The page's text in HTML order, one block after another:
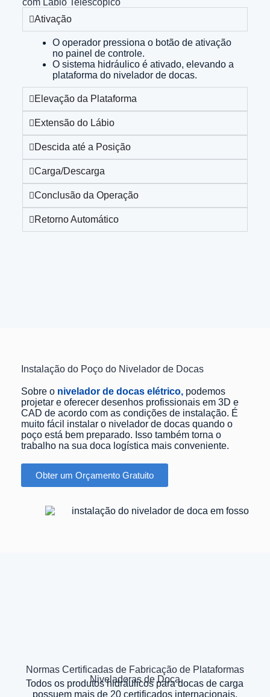
com Lábio Telescópico
Ativação
O operador pressiona o botão de ativação
no painel de controle.
O sistema hidráulico é ativado, elevando a
plataforma do nivelador de docas.
Elevação da Plataforma
Extensão do Lábio
Descida até a Posição
Carga/Descarga
Conclusão da Operação
Retorno Automático
Instalação do Poço do Nivelador de Docas
Sobre o nivelador de docas elétrico, podemos
projetar e oferecer desenhos profissionais em 3D e
CAD de acordo com as condições de instalação. É
muito fácil instalar o nivelador de docas quando o
poço está bem preparado. Isso também torna o
trabalho na sua doca logística mais conveniente.
Obter um Orçamento Gratuito
Normas Certificadas de Fabricação de Plataformas
Niveladoras de Doca
Todos os produtos hidráulicos para docas de carga
possuem mais de 20 certificados internacionais.